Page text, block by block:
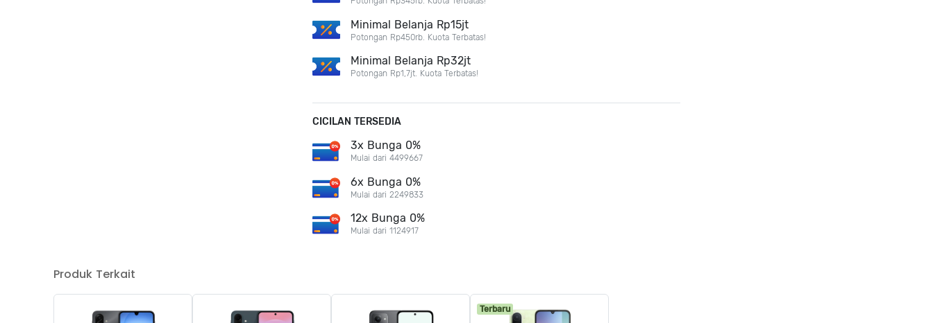
Minimal Belanja Rp15jt
Potongan Rp450rb. Kuota Terbatas!
Minimal Belanja Rp32jt
Potongan Rp1,7jt. Kuota Terbatas!
CICILAN TERSEDIA
3x Bunga 0%
Mulai dari 4499667
6x Bunga 0%
Mulai dari 2249833
12x Bunga 0%
Mulai dari 1124917
Produk Terkait
Terbaru